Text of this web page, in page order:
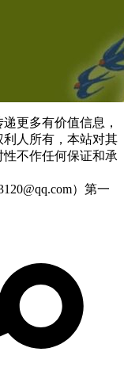
更多有价值信息，
人所有，本站对其
不作任何保证和承
）第一